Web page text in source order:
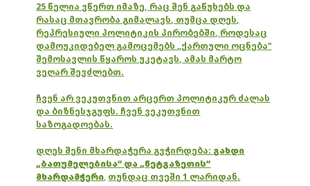
25 წელია ვწერთ იმაზე, რაც შენ გაწუხებს და
რასაც მთავრობა გიმალავს, თუმცა დღეს,
რეპრესიული პოლიტიკის პირობებში, როდესაც
დამოუკიდებელ გამოცემებს „ქართული ოცნება“
შემოსავლის წყაროს უკეტავს, ამას მარტო
ვეღარ შევძლებთ.
ჩვენ არ ვეკუთვნით არცერთ პოლიტიკურ ძალას
და ბიზნესჯგუფს. ჩვენ ვეკუთვნით
საზოგადოებას.
დღეს შენი მხარდაჭერა გვჭირდება: გახდი
„ბათუმელებისა“ და „ნეტგაზეთის“
მხარდამჭერი, თუნდაც თვეში 1 ლარიდან.